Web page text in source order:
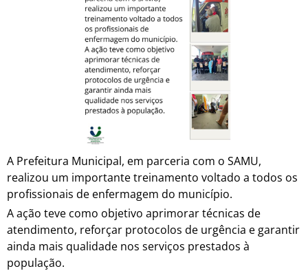
A Prefeitura Municipal, em parceria com o SAMU,
realizou um importante treinamento voltado a todos os
profissionais de enfermagem do município.
A ação teve como objetivo aprimorar técnicas de
atendimento, reforçar protocolos de urgência e garantir
ainda mais qualidade nos serviços prestados à
população.